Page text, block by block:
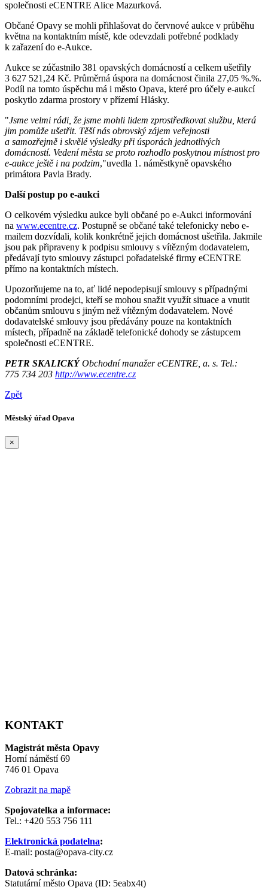
společnosti eCENTRE Alice Mazurková.
Občané Opavy se mohli přihlašovat do červnové aukce v průběhu
května na kontaktním místě, kde odevzdali potřebné podklady
k zařazení do e-Aukce.
Aukce se zúčastnilo 381 opavských domácností a celkem ušetřily
3 627 521,24 Kč. Průměrná úspora na domácnost činila 27,05 %.%.
Podíl na tomto úspěchu má i město Opava, které pro účely e-aukcí
poskytlo zdarma prostory v přízemí Hlásky.
"Jsme velmi rádi, že jsme mohli lidem zprostředkovat službu, která
jim pomůže ušetřit. Těší nás obrovský zájem veřejnosti
a samozřejmě i skvělé výsledky při úsporách jednotlivých
domácností. Vedení města se proto rozhodlo poskytnou místnost pro
e-aukce ještě i na podzim,"uvedla 1. náměstkyně opavského
primátora Pavla Brady.
Další postup po e-aukci
O celkovém výsledku aukce byli občané po e-Aukci informování
na www.ecentre.cz. Postupně se občané také telefonicky nebo e-
mailem dozvídali, kolik konkrétně jejich domácnost ušetřila. Jakmile
jsou pak připraveny k podpisu smlouvy s vítězným dodavatelem,
předávají tyto smlouvy zástupci pořadatelské firmy eCENTRE
přímo na kontaktních místech.
Upozorňujeme na to, ať lidé nepodepisují smlouvy s případnými
podomními prodejci, kteří se mohou snažit využít situace a vnutit
občanům smlouvu s jiným než vítězným dodavatelem. Nové
dodavatelské smlouvy jsou předávány pouze na kontaktních
místech, případně na základě telefonické dohody se zástupcem
společnosti eCENTRE.
PETR SKALICKÝObchodní manažer eCENTRE, a. s. Tel.:
775 734 203 http://www.ecentre.cz
Zpět
Městský úřad Opava
×
KONTAKT
Magistrát města Opavy
Horní náměstí 69
746 01 Opava
Zobrazit na mapě
Spojovatelka a informace:
Tel.: +420 553 756 111
Elektronická podatelna:
E-mail: posta@opava-city.cz
Datová schránka:
Statutární město Opava (ID: 5eabx4t)